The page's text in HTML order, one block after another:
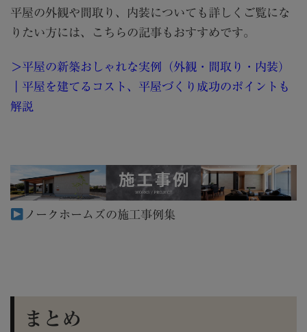
平屋の外観や間取り、内装についても詳しくご覧にな
りたい方には、こちらの記事もおすすめです。
＞平屋の新築おしゃれな実例（外観・間取り・内装）
｜平屋を建てるコスト、平屋づくり成功のポイントも
解説
ノークホームズの施工事例集
まとめ